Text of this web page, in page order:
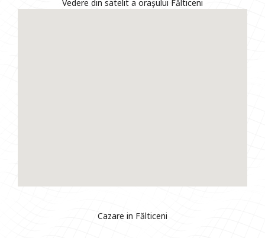
Vedere din satelit a orașului Fălticeni
Cazare in Fălticeni